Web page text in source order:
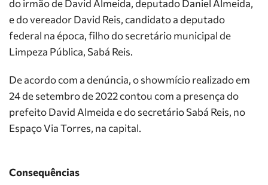
do irmão de David Almeida, deputado Daniel Almeida,
e do vereador David Reis, candidato a deputado
federal na época, filho do secretário municipal de
Limpeza Pública, Sabá Reis.
De acordo com a denúncia, o showmício realizado em
24 de setembro de 2022 contou com a presença do
prefeito David Almeida e do secretário Sabá Reis, no
Espaço Via Torres, na capital.
Consequências